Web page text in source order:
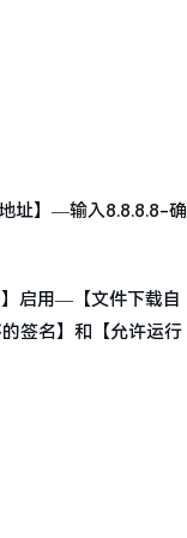
址】—输入8.8.8.8-确
启用—【文件下载自
签名】和【允许运行